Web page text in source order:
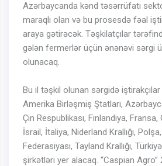
Azərbaycanda kənd təsərrüfatı
maraqlı olan və bu prosesdə fəal
araya gətirəcək. Təşkilatçılar
gələn fermerlər üçün ənənəvi sərgi
olunacaq.
Bu il təşkil olunan sərgidə iştirakçılar
Amerika Birləşmiş Ştatları,
Çin Respublikası, Finlandiya,
İsrail, İtaliya, Niderland Krallığı,
Federasiyası, Tayland Krallığı,
şirkətləri yer alacaq. “Caspian